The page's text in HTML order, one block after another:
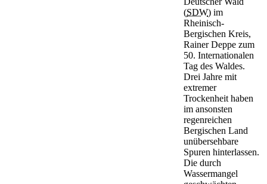
(SDW) im
Rheinisch-
Bergischen Kreis,
Rainer Deppe zum
50. Internationalen
Tag des Waldes.
Drei Jahre mit
extremer
Trockenheit haben
im ansonsten
regenreichen
Bergischen Land
unübersehbare
Spuren hinterlassen.
Die durch
Wassermangel